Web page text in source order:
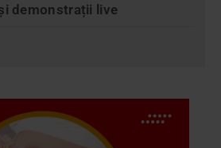
demonstrații live